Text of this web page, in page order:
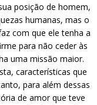
posição de homem,
humanas, mas o
com que ele tenha a
para não ceder às
uma missão maior.
características que
para além dessas
de amor que teve